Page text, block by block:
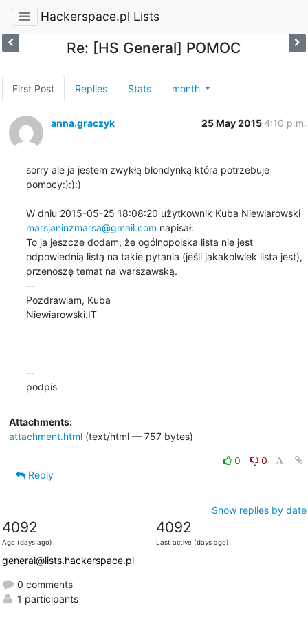
Hackerspace.pl Lists
Re: [HS General] POMOC
First Post Replies Stats month
anna.graczyk 25 May 2015 4:10 p.m.
sorry ale ja jestem zwykłą blondynką która potrzebuje
pomocy:):):)
W dniu 2015-05-25 18:08:20 użytkownik Kuba Niewiarowski
marsjaninzmarsa@gmail.com napisał:
To ja jeszcze dodam, że ogólnopolska lista nie jest
odpowiednią listą na takie pytania (jeśli jakakolwiek lista jest),
przenoszę temat na warszawską.
--
Pozdrawiam, Kuba
Niewiarowski.IT
--
podpis
Attachments:
attachment.html(text/html — 757 bytes)
0
0
Reply
Show replies by date
4092
Age (days ago)
4092
Last active (days ago)
general@lists.hackerspace.pl
0 comments
1 participants